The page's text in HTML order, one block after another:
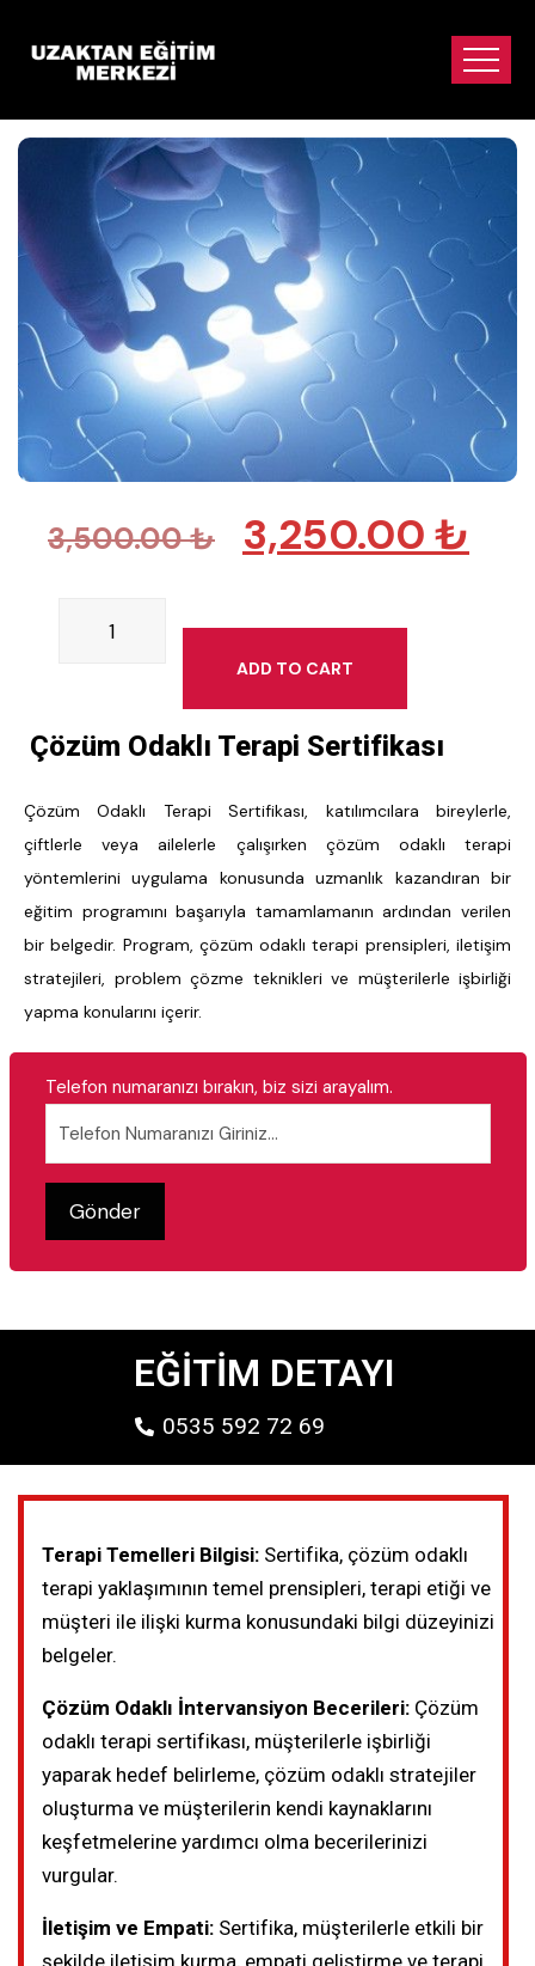
3,500.00₺ 3,250.00₺
ADD TO CART
Çözüm Odaklı Terapi Sertifikası
Çözüm Odaklı Terapi Sertifikası, katılımcılara bireylerle,
çiftlerle veya ailelerle çalışırken çözüm odaklı terapi
yöntemlerini uygulama konusunda uzmanlık kazandıran bir
eğitim programını başarıyla tamamlamanın ardından verilen
bir belgedir. Program, çözüm odaklı terapi prensipleri, iletişim
stratejileri, problem çözme teknikleri ve müşterilerle işbirliği
yapma konularını içerir.
Telefon numaranızı bırakın, biz sizi arayalım.
EĞİTİM DETAYI
0535 592 72 69
Terapi Temelleri Bilgisi: Sertifika, çözüm odaklı
terapi yaklaşımının temel prensipleri, terapi etiği ve
müşteri ile ilişki kurma konusundaki bilgi düzeyinizi
belgeler.
Çözüm Odaklı İntervansiyon Becerileri: Çözüm
odaklı terapi sertifikası, müşterilerle işbirliği
yaparak hedef belirleme, çözüm odaklı stratejiler
oluşturma ve müşterilerin kendi kaynaklarını
keşfetmelerine yardımcı olma becerilerinizi
vurgular.
İletişim ve Empati: Sertifika, müşterilerle etkili bir